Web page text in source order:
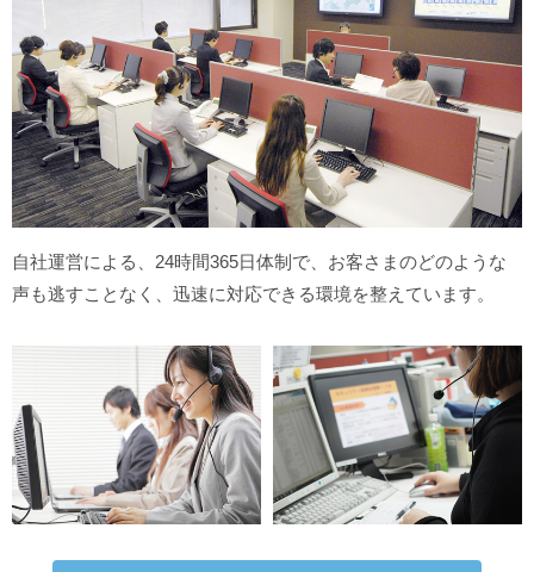
自社運営による、24時間365日体制で、お客さまのどのような
声も逃すことなく、迅速に対応できる環境を整えています。